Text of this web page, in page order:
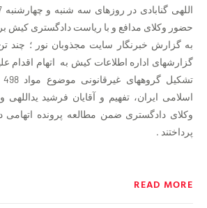
حضور وکلای مدافع و با ریاست دادگستری کیش
به گزارش خبرنگار سایت مجذوبان نور ؛ چند
گزارشهای اداره اطلاعات کیش به اتهام اقدام
اسلامی ایران، تفهیم و آقایان فرشید یداللهی
وکلای دادگستری ضمن مطالعه پرونده اتهامی
پرداختند .
READ MORE